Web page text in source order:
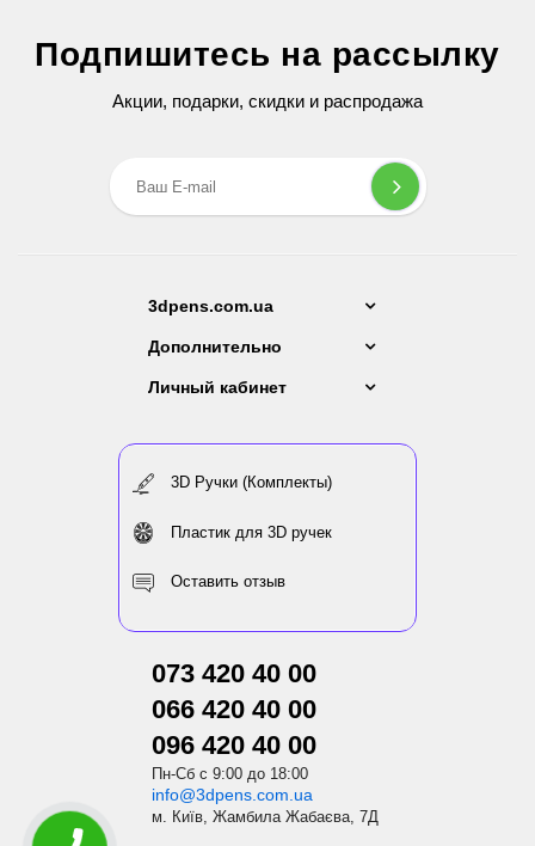
Подпишитесь на рассылку
Акции, подарки, скидки и распродажа
3dpens.com.ua
Дополнительно
Личный кабинет
3D Ручки (Комплекты)
Пластик для 3D ручек
Оставить отзыв
073 420 40 00
066 420 40 00
096 420 40 00
Пн-Сб с 9:00 до 18:00
info@3dpens.com.ua
м. Київ, Жамбила Жабаєва, 7Д